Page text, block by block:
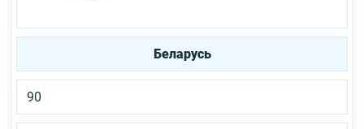
Беларусь
90